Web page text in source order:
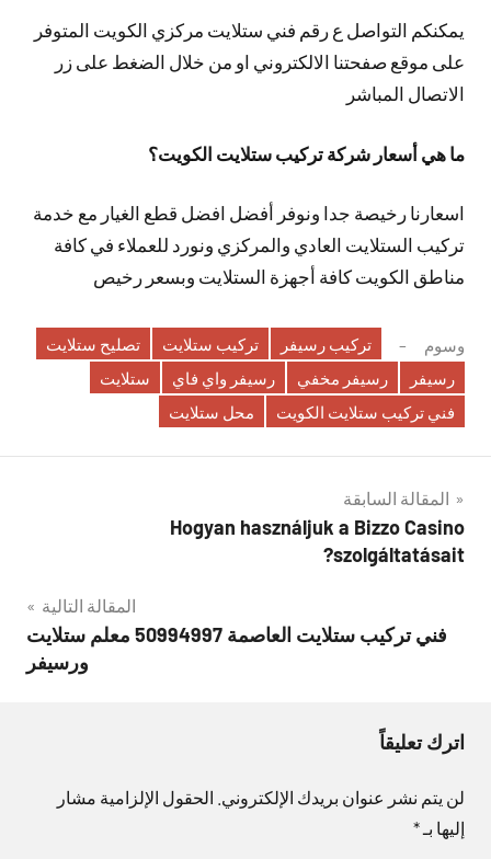
يمكنكم التواصل ع رقم فني ستلايت مركزي الكويت المتوفر
على موقع صفحتنا الالكتروني او من خلال الضغط على زر
الاتصال المباشر
ما هي أسعار شركة تركيب ستلايت الكويت؟
اسعارنا رخيصة جدا ونوفر أفضل افضل قطع الغيار مع خدمة
تركيب الستلايت العادي والمركزي ونورد للعملاء في كافة
مناطق الكويت كافة أجهزة الستلايت وبسعر رخيص
وسوم تركيب رسيفر تركيب ستلايت
تصليح ستلايت
رسيفر
رسيفر مخفي رسيفر واي فاي
ستلايت
فني تركيب ستلايت الكويت
محل ستلايت
تصفّح
المقالات
المقالة السابقة
Hogyan használjuk a Bizzo Casino
szolgáltatásait?
المقالة التالية
فني تركيب ستلايت العاصمة 50994997 معلم ستلايت
ورسيفر
اترك تعليقاً
لن يتم نشر عنوان بريدك الإلكتروني. الحقول الإلزامية مشار
إليها بـ*